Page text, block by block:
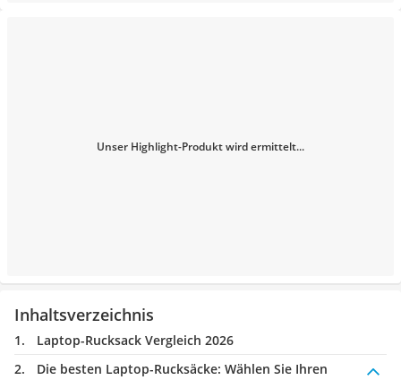
Unser Highlight-Produkt wird ermittelt...
Inhaltsverzeichnis
Laptop-Rucksack Vergleich 2026
Die besten Laptop-Rucksäcke: Wählen Sie Ihren